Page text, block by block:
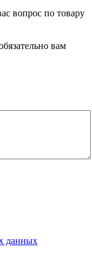
вопрос по товару
вам
данных